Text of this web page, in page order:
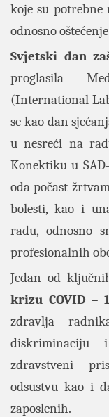
koje su
odnosno
Svjetski dan
proglasila
(International
se kao dan
u nesreći na
Konektiku u
oda počast
bolesti, kao i
radu, odnosno
profesionalnih
Jedan od
krizu COVID –
zdravlja
diskriminaciju
zdravstveni
odsustvu kao i
zaposlenih.